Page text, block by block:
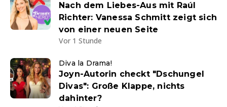
Nach dem Liebes-Aus mit Raúl
Richter: Vanessa Schmitt zeigt sich
von einer neuen Seite
Vor 1 Stunde
Diva la Drama!
Joyn-Autorin checkt "Dschungel
Divas": Große Klappe, nichts
dahinter?